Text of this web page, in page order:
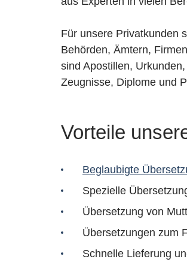
Für unsere Privatkunden
Behörden, Ämtern,
sind Apostillen,
Zeugnisse, Diplome und
Vorteile
Beglaubigte
Spezielle
Übersetzung von
Übersetzungen zum
Schnelle Lieferung